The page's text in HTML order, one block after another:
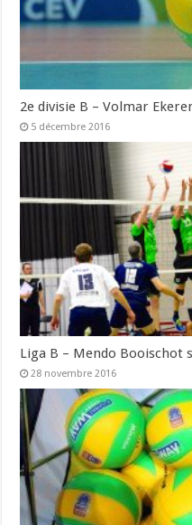
2e divisie B – Volmar
5 décembre 2016
Liga B – Mendo Booischot
28 novembre 2016